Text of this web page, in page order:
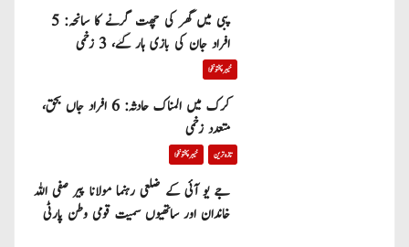
پبی میں گھر کی چھت گرنے کا سانحہ: 5
افراد جان کی بازی ہار گئے، 3 زخمی
خیبر پختونخوا
کرک میں المناک حادثہ: 6 افراد جاں بحق،
متعدد زخمی
تازہ ترین خیبر پختونخوا
جے یو آئی کے ضلعی رہنما مولانا پیر صفی اللہ
خاندان اور ساتھیوں سمیت قومی وطن پارٹی